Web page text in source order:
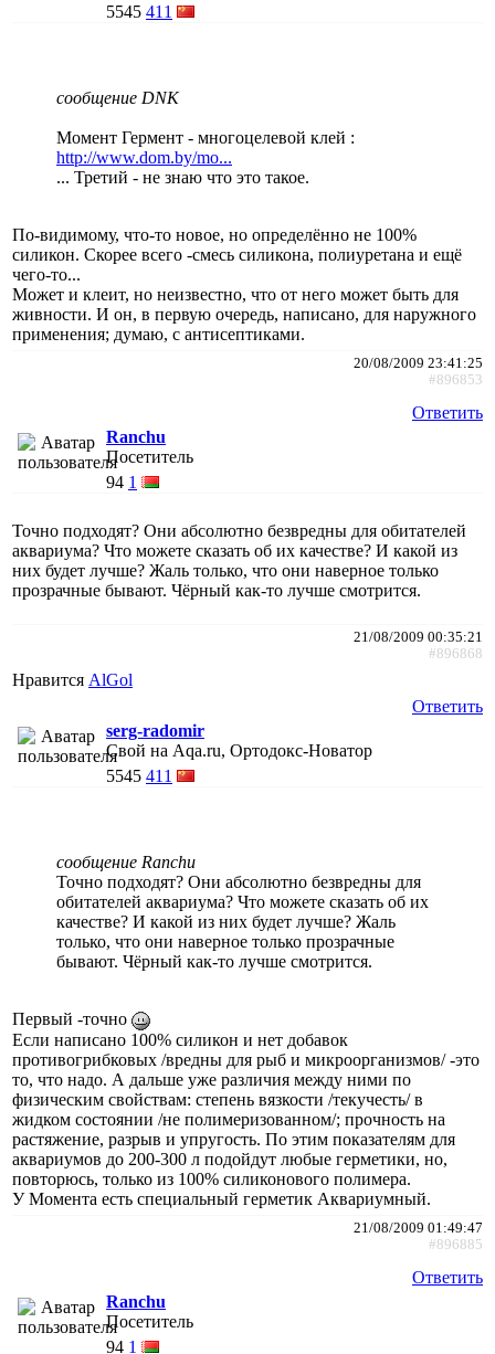
5545 411
сообщение DNK
Момент Гермент - многоцелевой клей :
http://www.dom.by/mo...
... Третий - не знаю что это такое.
По-видимому, что-то новое, но определённо не 100%
силикон. Скорее всего -смесь силикона, полиуретана и ещё
чего-то...
Может и клеит, но неизвестно, что от него может быть для
живности. И он, в первую очередь, написано, для наружного
применения; думаю, с антисептиками.
20/08/2009 23:41:25
#896853
Ответить
Ranchu
Посетитель
94 1
Точно подходят? Они абсолютно безвредны для обитателей
аквариума? Что можете сказать об их качестве? И какой из
них будет лучше? Жаль только, что они наверное только
прозрачные бывают. Чёрный как-то лучше смотрится.
21/08/2009 00:35:21
#896868
Нравится AlGol
Ответить
serg-radomir
Свой на Aqa.ru, Ортодокс-Новатор
5545 411
сообщение Ranchu
Точно подходят? Они абсолютно безвредны для
обитателей аквариума? Что можете сказать об их
качестве? И какой из них будет лучше? Жаль
только, что они наверное только прозрачные
бывают. Чёрный как-то лучше смотрится.
Первый -точно
Если написано 100% силикон и нет добавок
противогрибковых /вредны для рыб и микроорганизмов/ -это
то, что надо. А дальше уже различия между ними по
физическим свойствам: степень вязкости /текучесть/ в
жидком состоянии /не полимеризованном/; прочность на
растяжение, разрыв и упругость. По этим показателям для
аквариумов до 200-300 л подойдут любые герметики, но,
повторюсь, только из 100% силиконового полимера.
У Момента есть специальный герметик Аквариумный.
21/08/2009 01:49:47
#896885
Ответить
Ranchu
Посетитель
94 1